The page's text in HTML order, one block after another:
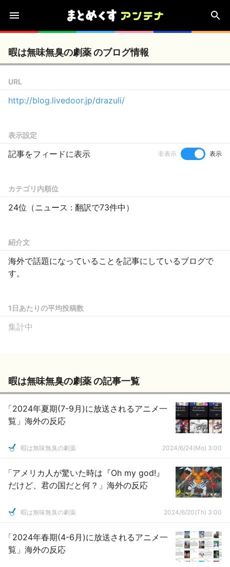
暇は無味無臭の劇薬 のブログ情報
URL
http://blog.livedoor.jp/drazuli/
表示設定
記事をフィードに表示 非表示 表示
カテゴリ内順位
24位（ニュース : 翻訳で73件中）
紹介文
海外で話題になっていることを記事にしているブログで
す。
1日あたりの平均投稿数
集計中
暇は無味無臭の劇薬 の記事一覧
「2024年夏期(7-9月)に放送されるアニメ一
覧」海外の反応
暇は無味無臭の劇薬 2024/6/24(Mo) 3:00
「アメリカ人が驚いた時は『Oh my god!』
だけど、君の国だと何？」海外の反応
暇は無味無臭の劇薬 2024/6/20(Th) 3:00
「2024年春期(4-6月)に放送されるアニメ一
覧」海外の反応